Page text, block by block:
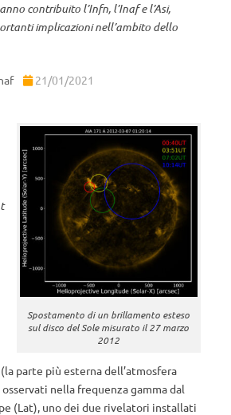
contribuito l’Infn, l’Inaf e l’Asi,
implicazioni nell’ambito dello
21/01/2021
Spostamento di un brillamento esteso
sul disco del Sole misurato il 27 marzo
2012
parte più esterna dell’atmosfera
nella frequenza gamma dal
(Lat), uno dei due rivelatori installati